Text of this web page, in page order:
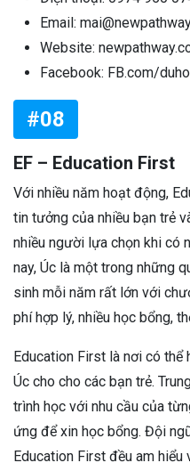
Email:
Website:
Facebook: FB.com/
#08
EF – Education First
Với nhiều năm hoạt động,
tin tưởng của nhiều bạn trẻ
nhiều người lựa chọn khi có
nay, Úc là một trong những
sinh mỗi năm rất lớn với
phí hợp lý, nhiều học bổng,
Education First là nơi có thể
Úc cho cho các bạn trẻ.
trình học với nhu cầu của
ứng để xin học bổng. Đội
Education First đều am